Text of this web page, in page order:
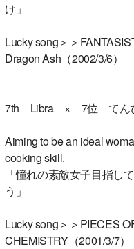
け」
Lucky song＞＞
Dragon Ash（2002/3/6）
7th Libra × 7位 てん
Aiming to be an ideal
cooking skill.
「憧れの素敵女子目指し
う」
Lucky song＞＞PIECES
CHEMISTRY（2001/3/7）